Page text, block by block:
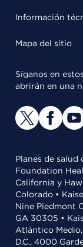
Información
Mapa del sitio
Síganos en
abrirán en una
Planes de salud
Foundation
California y
Colorado •
Nine Piedmont
GA 30305 •
Atlántico
D.C., 4000